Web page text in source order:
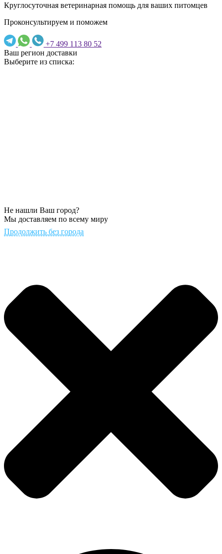
Круглосуточная ветеринарная помощь для ваших питомцев
Проконсультируем и поможем
+7 499 113 80 52
Ваш регион доставки
Выберите из списка:
Не нашли Ваш город?
Мы доставляем по всему миру
Продолжить без города